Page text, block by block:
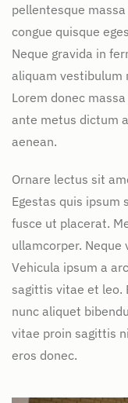
pellentesque
congue quisque
Neque gravida in
aliquam vestibulum
Lorem donec
ante metus dictum
aenean.
Ornare lectus sit
Egestas quis ipsum
fusce ut placerat.
ullamcorper.
Vehicula ipsum a
sagittis vitae et leo.
nunc aliquet
vitae proin sagittis
eros donec.